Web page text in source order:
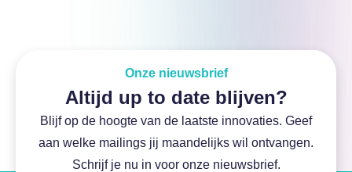
Onze nieuwsbrief
Altijd up to date blijven?
Blijf op de hoogte van de laatste innovaties. Geef
aan welke mailings jij maandelijks wil ontvangen.
Schrijf je nu in voor onze nieuwsbrief.